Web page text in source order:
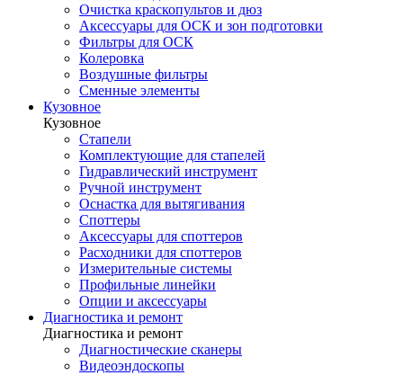
Очистка краскопультов и дюз
Аксессуары для ОСК и зон подготовки
Фильтры для ОСК
Колеровка
Воздушные фильтры
Сменные элементы
Кузовное
Кузовное
Стапели
Комплектующие для стапелей
Гидравлический инструмент
Ручной инструмент
Оснастка для вытягивания
Споттеры
Аксессуары для споттеров
Расходники для споттеров
Измерительные системы
Профильные линейки
Опции и аксессуары
Диагностика и ремонт
Диагностика и ремонт
Диагностические сканеры
Видеоэндоскопы